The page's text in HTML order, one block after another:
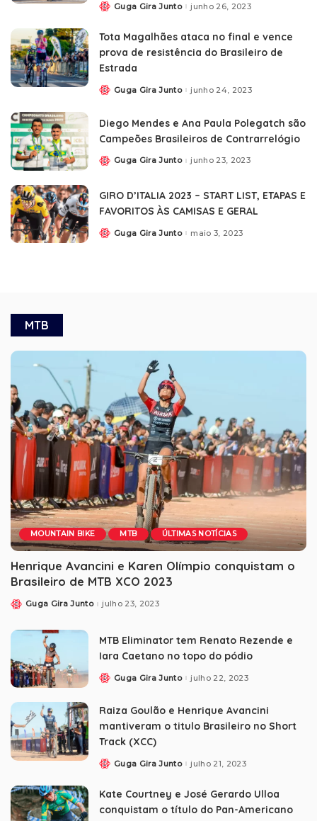
Guga Gira Junto junho 26, 2023
Tota Magalhães ataca no final e vence
prova de resistência do Brasileiro de
Estrada
Guga Gira Junto junho 24, 2023
Diego Mendes e Ana Paula Polegatch são
Campeões Brasileiros de Contrarrelógio
Guga Gira Junto junho 23, 2023
GIRO D’ITALIA 2023 – START LIST, ETAPAS E
FAVORITOS ÀS CAMISAS E GERAL
Guga Gira Junto maio 3, 2023
MTB
MOUNTAIN BIKE MTB ÚLTIMAS NOTÍCIAS
Henrique Avancini e Karen Olímpio conquistam o
Brasileiro de MTB XCO 2023
Guga Gira Junto julho 23, 2023
MTB Eliminator tem Renato Rezende e
Iara Caetano no topo do pódio
Guga Gira Junto julho 22, 2023
Raiza Goulão e Henrique Avancini
mantiveram o titulo Brasileiro no Short
Track (XCC)
Guga Gira Junto julho 21, 2023
Kate Courtney e José Gerardo Ulloa
conquistam o título do Pan-Americano